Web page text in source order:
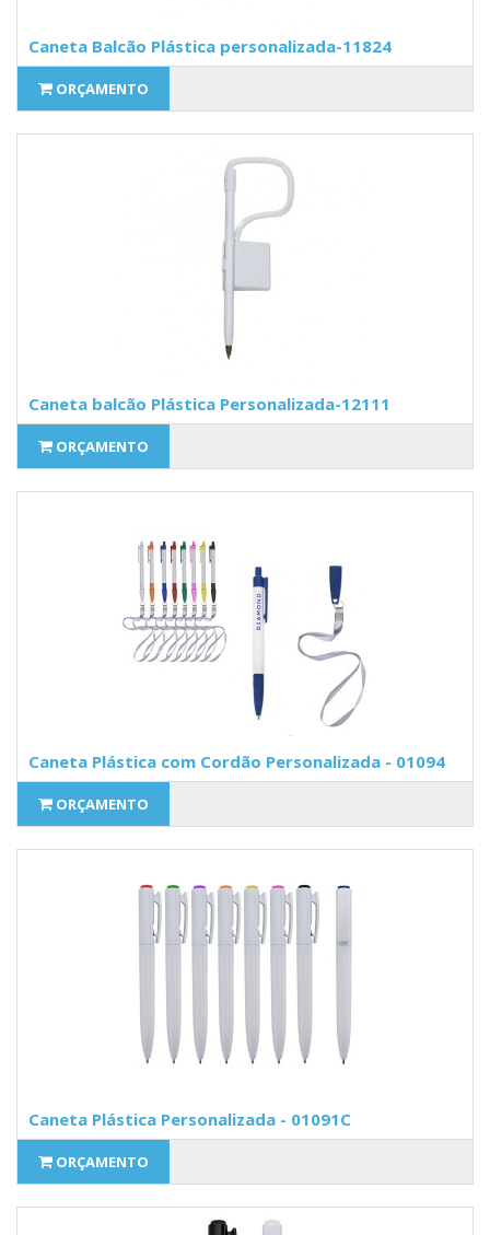
Caneta Balcão Plástica personalizada-11824
ORÇAMENTO
Caneta balcão Plástica Personalizada-12111
ORÇAMENTO
Caneta Plástica com Cordão Personalizada - 01094
ORÇAMENTO
Caneta Plástica Personalizada - 01091C
ORÇAMENTO